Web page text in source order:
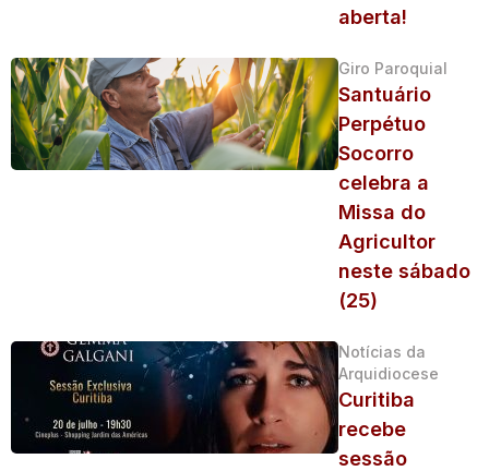
aberta!
Giro Paroquial
Santuário
Perpétuo
Socorro
celebra a
Missa do
Agricultor
neste sábado
(25)
Notícias da
Arquidiocese
Curitiba
recebe
sessão